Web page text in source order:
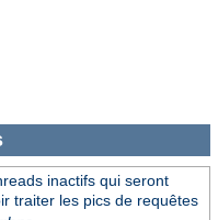
inactifs qui seront
traiter les pics de requêtes